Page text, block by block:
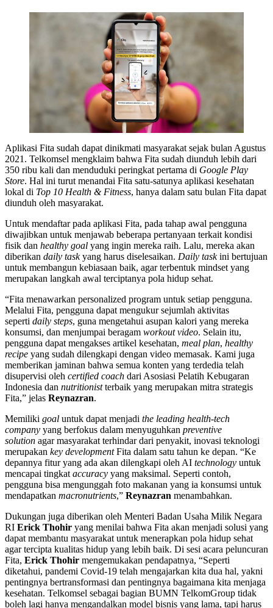
Aplikasi Fita sudah dapat dinikmati masyarakat sejak bulan Agustus
2021. Telkomsel mengklaim bahwa Fita sudah diunduh lebih dari
350 ribu kali dan menduduki peringkat pertama di Google Play
Store. Hal ini turut menandai Fita satu-satunya aplikasi kesehatan
lokal di Top 10 Health & Fitness, hanya dalam satu bulan Fita dapat
diunduh oleh masyarakat.
Untuk mendaftar pada aplikasi Fita, pada tahap awal pengguna
diwajibkan untuk menjawab beberapa pertanyaan terkait kondisi
fisik dan healthy goal yang ingin mereka raih. Lalu, mereka akan
diberikan daily taskyang harus diselesaikan. Daily taskini bertujuan
untuk membangun kebiasaan baik, agar terbentuk mindset yang
merupakan langkah awal terciptanya pola hidup sehat.
“Fita menawarkan personalized program untuk setiap pengguna.
Melalui Fita, pengguna dapat mengukur sejumlah aktivitas
seperti daily steps, guna mengetahui asupan kalori yang mereka
konsumsi, dan menjumpai beragam workout video. Selain itu,
pengguna dapat mengakses artikel kesehatan, meal plan, healthy
recipe yang sudah dilengkapi dengan video memasak. Kami juga
memberikan jaminan bahwa semua konten yang terdedia telah
disupervisi oleh certified coach dari Asosiasi Pelatih Kebugaran
Indonesia dan nutritionistterbaik yang merupakan mitra strategis
Fita,” jelas Reynazran.
Memiliki goal untuk dapat menjadi the leading health-tech
company yang berfokus dalam menyuguhkan preventive
solution agar masyarakat terhindar dari penyakit, inovasi teknologi
merupakan key developmentFita dalam satu tahun ke depan. “Ke
depannya fitur yang ada akan dilengkapi oleh AI technology untuk
mencapai tingkat accuracy yang maksimal. Seperti contoh,
pengguna bisa mengunggah foto makanan yang ia konsumsi untuk
mendapatkan macronutrients,” Reynazran menambahkan.
Dukungan juga diberikan oleh Menteri Badan Usaha Milik Negara
RI Erick Thohir yang menilai bahwa Fita akan menjadi solusi yang
dapat membantu masyarakat untuk menerapkan pola hidup sehat
agar tercipta kualitas hidup yang lebih baik. Di sesi acara peluncuran
Fita, Erick Thohir mengemukakan pendapatnya, “Seperti
diketahui, pandemi Covid-19 telah mengajarkan kita dua hal, yakni
pentingnya bertransformasi dan pentingnya bagaimana kita menjaga
kesehatan. Telkomsel sebagai bagian BUMN TelkomGroup tidak
boleh lagi hanya mengandalkan model bisnis yang lama, tapi harus